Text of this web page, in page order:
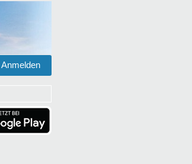
Anmelden